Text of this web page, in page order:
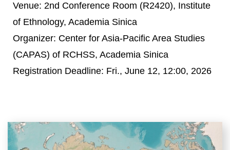
Venue: 2nd Conference Room (R2420), Institute
of Ethnology, Academia Sinica
Organizer: Center for Asia-Pacific Area Studies
(CAPAS) of RCHSS, Academia Sinica
Registration Deadline: Fri., June 12, 12:00, 2026